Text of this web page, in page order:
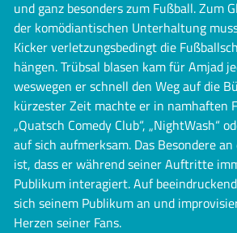
und ganz besonders zum Fußball. Zum
der komödiantischen Unterhaltung
Kicker verletzungsbedingt die
hängen. Trübsal blasen kam für Amjad
weswegen er schnell den Weg auf die
kürzester Zeit machte er in namhaften
„Quatsch Comedy Club“, „NightWash“
auf sich aufmerksam. Das Besondere an
ist, dass er während seiner Auftritte
Publikum interagiert. Auf
sich seinem Publikum an und
Herzen seiner Fans.